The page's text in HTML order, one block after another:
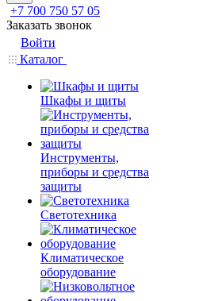
+7 700 750 57 05
Заказать звонок
Войти
Каталог
Шкафы и щиты
Инструменты,
приборы и средства
защиты
Светотехника
Климатическое
оборудование